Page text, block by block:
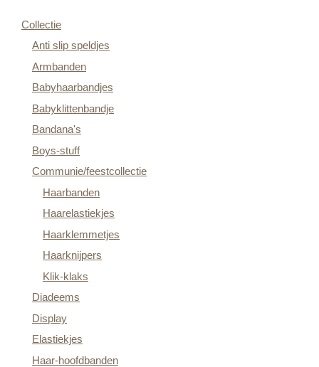
Collectie
Anti slip speldjes
Armbanden
Babyhaarbandjes
Babyklittenbandje
Bandana's
Boys-stuff
Communie/feestcollectie
Haarbanden
Haarelastiekjes
Haarklemmetjes
Haarknijpers
Klik-klaks
Diadeems
Display
Elastiekjes
Haar-hoofdbanden